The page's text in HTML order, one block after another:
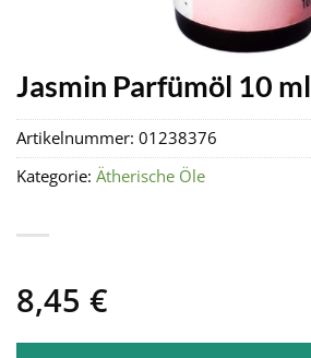
Jasmin Parfümöl 10 ml
8,45 €
Artikelnummer: 01238376
Kategorie: Ätherische Öle